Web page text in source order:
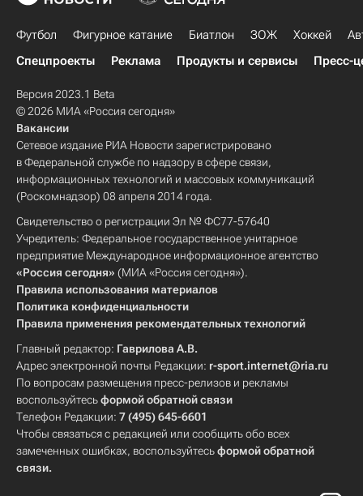
Футбол Фигурное катание Биатлон ЗОЖ Хоккей
Спецпроекты
Реклама Продукты и сервисы Пресс-
Версия 2023.1 Beta
© 2026 МИА «Россия сегодня»
Вакансии
Сетевое издание РИА Новости зарегистрировано
в Федеральной службе по надзору в сфере связи,
информационных технологий и массовых коммуникаций
(Роскомнадзор) 08 апреля 2014 года.
Свидетельство о регистрации Эл № ФС77-57640
Учредитель: Федеральное государственное унитарное
предприятие Международное информационное агентство
«Россия сегодня» (МИА «Россия сегодня»).
Правила использования материалов
Политика конфиденциальности
Правила применения рекомендательных технологий
Главный редактор: Гаврилова А.В.
Адрес электронной почты Редакции: r-sport.internet@ria.ru
По вопросам размещения пресс-релизов и рекламы
воспользуйтесьформой обратной связи
Телефон Редакции: 7 (495) 645-6601
Чтобы связаться с редакцией или сообщить обо всех
замеченных ошибках, воспользуйтесьформой обратной
связи.